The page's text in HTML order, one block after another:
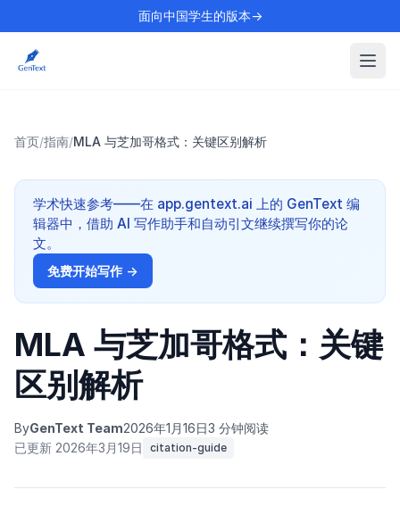
面向中国学生的版本→
首页/指南/MLA 与芝加哥格式：关键区别解析
学术快速参考——在 app.gentext.ai 上的 GenText 编
辑器中，借助 AI 写作助手和自动引文继续撰写你的论
文。
免费开始写作 →
MLA 与芝加哥格式：关键
区别解析
ByGenText Team2026年1月16日3 分钟阅读
已更新 2026年3月19日
citation-guide